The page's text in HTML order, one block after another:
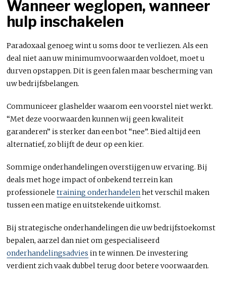
Wanneer weglopen, wanneer
hulp inschakelen
Paradoxaal genoeg wint u soms door te verliezen. Als een
deal niet aan uw minimumvoorwaarden voldoet, moet u
durven opstappen. Dit is geen falen maar bescherming van
uw bedrijfsbelangen.
Communiceer glashelder waarom een voorstel niet werkt.
“Met deze voorwaarden kunnen wij geen kwaliteit
garanderen” is sterker dan een bot “nee”. Bied altijd een
alternatief, zo blijft de deur op een kier.
Sommige onderhandelingen overstijgen uw ervaring. Bij
deals met hoge impact of onbekend terrein kan
professioneletraining onderhandelenhet verschil maken
tussen een matige en uitstekende uitkomst.
Bij strategische onderhandelingen die uw bedrijfstoekomst
bepalen, aarzel dan niet om gespecialiseerd
onderhandelingsadvies in te winnen. De investering
verdient zich vaak dubbel terug door betere voorwaarden.